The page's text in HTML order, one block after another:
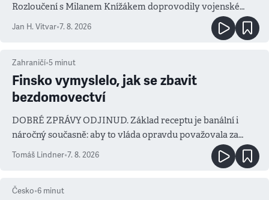
Rozloučení s Milanem Knížákem doprovodily vojenské
salvy i kritika pokrokářů
Jan H. Vitvar•7. 8. 2026
Zahraničí•5 minut
Finsko vymyslelo, jak se zbavit
bezdomovectví
DOBRÉ ZPRÁVY ODJINUD. Základ receptu je banální i
náročný současně: aby to vláda opravdu považovala za
prioritu
Tomáš Lindner•7. 8. 2026
Česko•6 minut